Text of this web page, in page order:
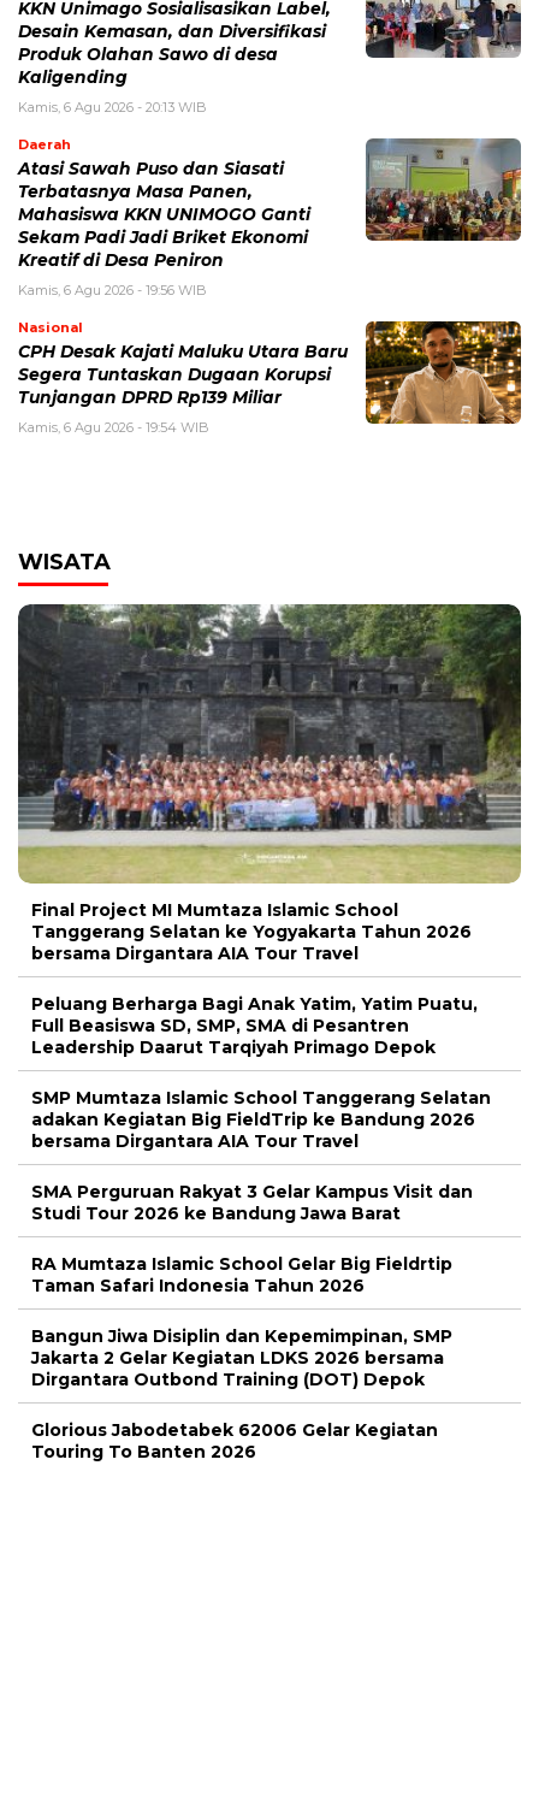
KKN Unimago Sosialisasikan Label,
Desain Kemasan, dan Diversifikasi
Produk Olahan Sawo di desa
Kaligending
Kamis, 6 Agu 2026 - 20:13 WIB
Daerah
Atasi Sawah Puso dan Siasati
Terbatasnya Masa Panen,
Mahasiswa KKN UNIMOGO Ganti
Sekam Padi Jadi Briket Ekonomi
Kreatif di Desa Peniron
Kamis, 6 Agu 2026 - 19:56 WIB
Nasional
CPH Desak Kajati Maluku Utara Baru
Segera Tuntaskan Dugaan Korupsi
Tunjangan DPRD Rp139 Miliar
Kamis, 6 Agu 2026 - 19:54 WIB
WISATA
Final Project MI Mumtaza Islamic School
Tanggerang Selatan ke Yogyakarta Tahun 2026
bersama Dirgantara AIA Tour Travel
Peluang Berharga Bagi Anak Yatim, Yatim Puatu,
Full Beasiswa SD, SMP, SMA di Pesantren
Leadership Daarut Tarqiyah Primago Depok
SMP Mumtaza Islamic School Tanggerang Selatan
adakan Kegiatan Big FieldTrip ke Bandung 2026
bersama Dirgantara AIA Tour Travel
SMA Perguruan Rakyat 3 Gelar Kampus Visit dan
Studi Tour 2026 ke Bandung Jawa Barat
RA Mumtaza Islamic School Gelar Big Fieldrtip
Taman Safari Indonesia Tahun 2026
Bangun Jiwa Disiplin dan Kepemimpinan, SMP
Jakarta 2 Gelar Kegiatan LDKS 2026 bersama
Dirgantara Outbond Training (DOT) Depok
Glorious Jabodetabek 62006 Gelar Kegiatan
Touring To Banten 2026